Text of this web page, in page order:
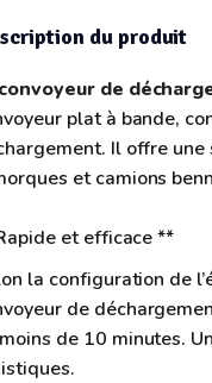
du produit
convoyeur de
plat à bande,
Il offre
et camions
et efficace **
la configuration de
de
de 10 minutes.